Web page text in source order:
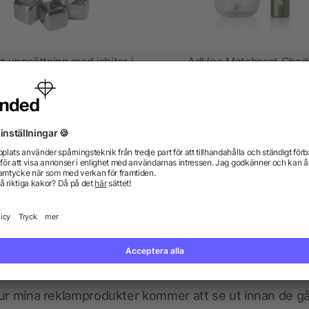
uppsättning med isbitar i
rostfritt stål
från 29,19 kr
AdHoc Matchaset
Vi har svaren.
se ut? Hjälper allbranded mig att skapa dem?
mina reklamprodukter kommer att se ut innan de